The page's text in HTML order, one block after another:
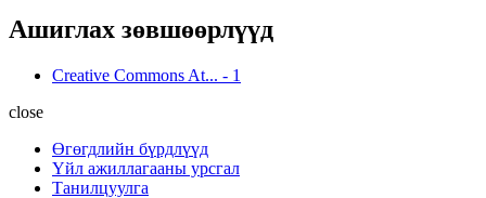
Ашиглах зөвшөөрлүүд
Creative Commons At... - 1
close
Өгөгдлийн бүрдлүүд
Үйл ажиллагааны урсгал
Танилцуулга